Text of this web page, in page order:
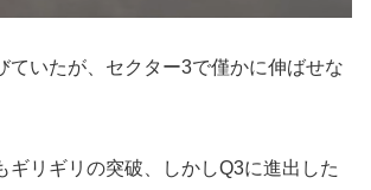
ていたが、セクター3で僅かに伸ばせな
ギリギリの突破、しかしQ3に進出した